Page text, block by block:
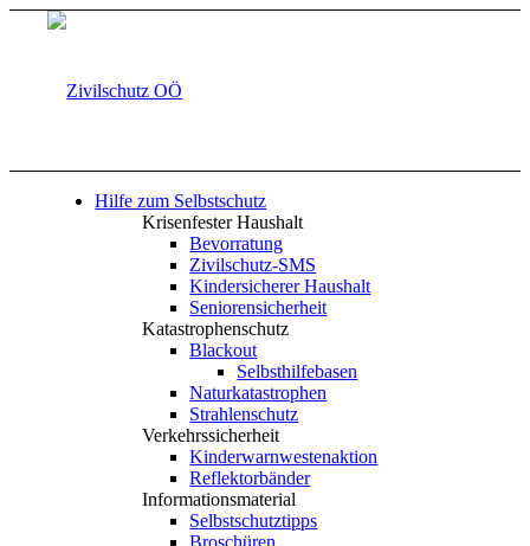
Hilfe zum Selbstschutz
Krisenfester Haushalt
Bevorratung
Zivilschutz-SMS
Kindersicherer Haushalt
Seniorensicherheit
Katastrophenschutz
Blackout
Selbsthilfebasen
Naturkatastrophen
Strahlenschutz
Verkehrssicherheit
Kinderwarnwestenaktion
Reflektorbänder
Informationsmaterial
Selbstschutztipps
Broschüren